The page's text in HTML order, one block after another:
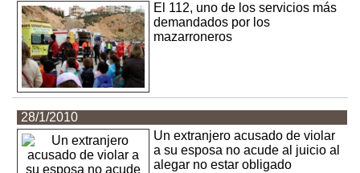
El 112, uno de los servicios más
demandados por los
mazarroneros
28/1/2010
Un extranjero acusado de violar
a su esposa no acude al juicio al
alegar no estar obligado